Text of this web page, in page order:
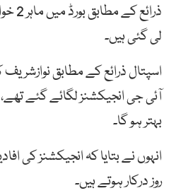
لی گئی ہیں۔
اسپتال ذرائع کے مطابق
آئی جی انجیکشنز لگائے گئے
بہتر ہو گا۔
روز درکار ہوتے ہیں۔